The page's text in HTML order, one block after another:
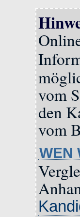
vom
den
vom
WEN